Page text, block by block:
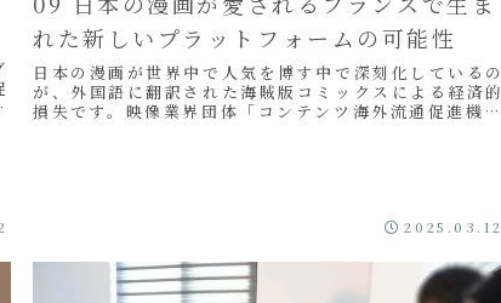
れた新しいプラットフォームの可能性
日本の漫画が世界中で人気を博す中で深刻化しているの
が、外国語に翻訳された海賊版コミックスによる経済的
損失です。映像業界団体「コンテンツ海外流通促進機構
2025.03.12